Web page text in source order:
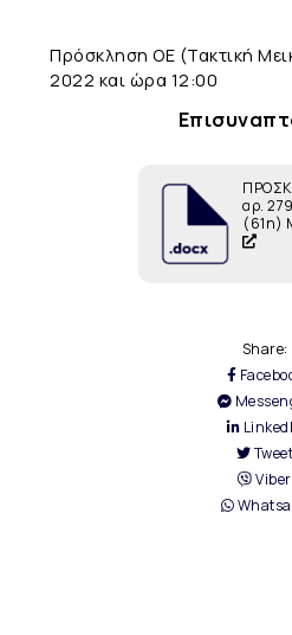
Πρόσκληση ΟΕ (Τακτική
2022 και ώρα 12:00
αρ.
(61η)
Share:
Tweet
Viber